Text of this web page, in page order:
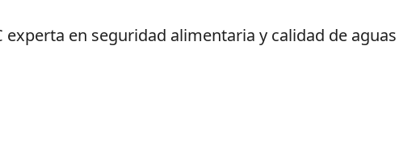
experta en seguridad alimentaria y calidad de aguas